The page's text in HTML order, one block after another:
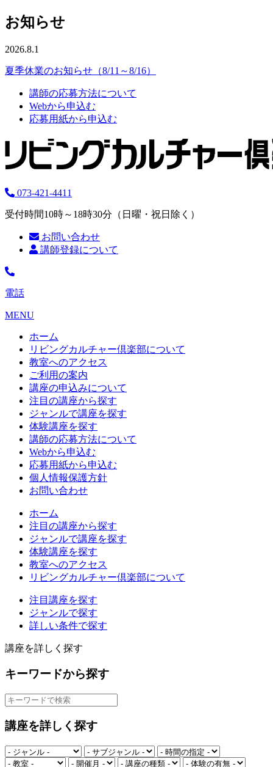
お知らせ
2026.8.1
夏季休業のお知らせ（8/11～8/16）
講師の応募方法について
Webから申込む
応募用紙から申込む
073-421-4411
受付時間10時～18時30分（日曜・祝日除く）
お問い合わせ
講師登録について
電話
MENU
ホーム
リビングカルチャー倶楽部について
教室へのアクセス
ご利用の案内
講座の申込みについて
注目の講座から探す
ジャンルで講座を探す
体験講座を探す
講師の応募方法について
Webから申込む
応募用紙から申込む
個人情報保護方針
お問い合わせ
ホーム
注目の講座から探す
ジャンルで講座を探す
体験講座を探す
教室へのアクセス
リビングカルチャー倶楽部について
注目講座を探す
ジャンルで探す
詳しい条件で探す
講座を詳しく探す
キーワードから探す
講座を詳しく探す